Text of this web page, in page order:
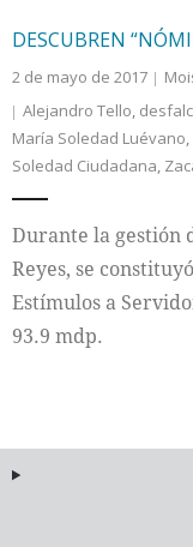
DESCUBREN
2 de mayo de 2017
Alejandro Tello,
María Soledad Luévano,
Soledad Ciudadana,
Durante la gestión
Reyes, se
Estímulos a
93.9 mdp.